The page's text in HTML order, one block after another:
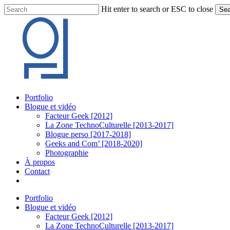
Skip
to
content
Hit enter to search or ESC to close
Search
Menu
Portfolio
Blogue et vidéo
Facteur Geek [2012]
La Zone TechnoCulturelle [2013-2017]
Blogue perso [2017-2018]
Geeks and Com’ [2018-2020]
Photographie
À propos
Contact
Portfolio
Blogue et vidéo
Facteur Geek [2012]
La Zone TechnoCulturelle [2013-2017]